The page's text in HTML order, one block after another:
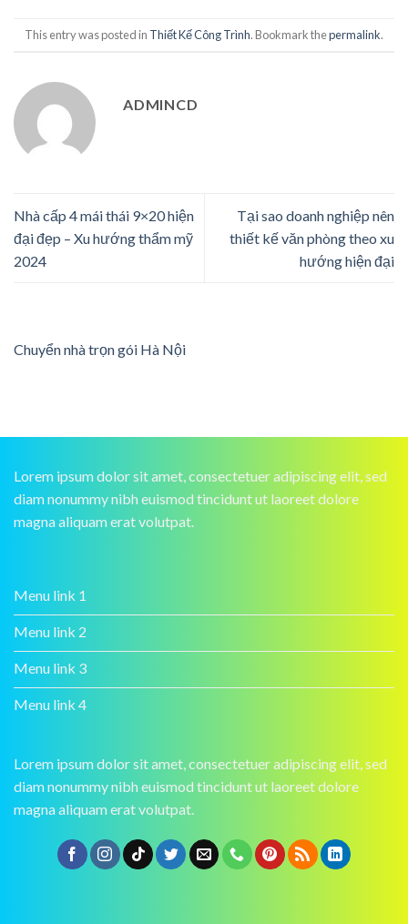
This entry was posted in Thiết Kế Công Trình. Bookmark thepermalink.
ADMINCD
Nhà cấp 4 mái thái 9×20 hiện
đại đẹp – Xu hướng thẩm mỹ
2024
Tại sao doanh nghiệp nên
thiết kế văn phòng theo xu
hướng hiện đại
Chuyển nhà trọn gói Hà Nội
Lorem ipsum dolor sit amet, consectetuer adipiscing elit, sed
diam nonummy nibh euismod tincidunt ut laoreet dolore
magna aliquam erat volutpat.
Menu link 1
Menu link 2
Menu link 3
Menu link 4
Lorem ipsum dolor sit amet, consectetuer adipiscing elit, sed
diam nonummy nibh euismod tincidunt ut laoreet dolore
magna aliquam erat volutpat.